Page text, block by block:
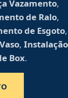
Vazamento,
de Ralo,
de Esgoto,
, Instalação
Box.